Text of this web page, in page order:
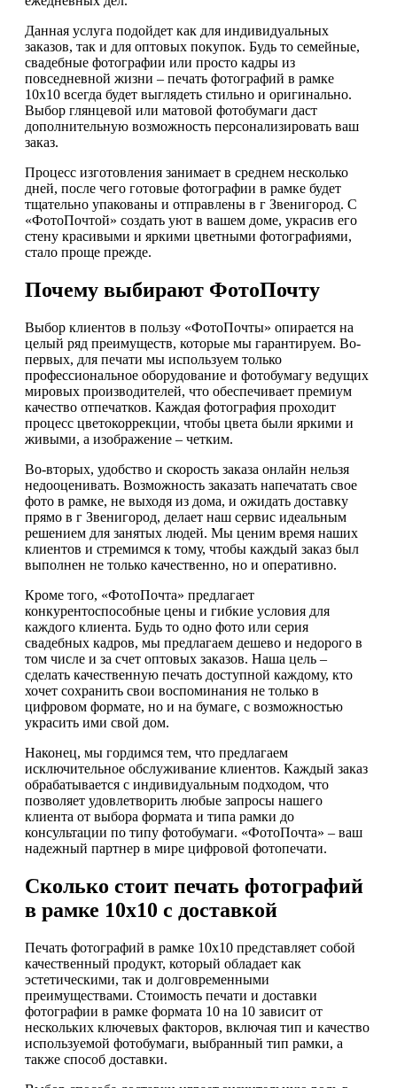
Данная услуга подойдет как для индивидуальных
заказов, так и для оптовых покупок. Будь то семейные,
свадебные фотографии или просто кадры из
повседневной жизни – печать фотографий в рамке
10х10 всегда будет выглядеть стильно и оригинально.
Выбор глянцевой или матовой фотобумаги даст
дополнительную возможность персонализировать ваш
заказ.
Процесс изготовления занимает в среднем несколько
дней, после чего готовые фотографии в рамке будет
тщательно упакованы и отправлены в г Звенигород. С
«ФотоПочтой» создать уют в вашем доме, украсив его
стену красивыми и яркими цветными фотографиями,
стало проще прежде.
Почему выбирают ФотоПочту
Выбор клиентов в пользу «ФотоПочты» опирается на
целый ряд преимуществ, которые мы гарантируем. Во-
первых, для печати мы используем только
профессиональное оборудование и фотобумагу ведущих
мировых производителей, что обеспечивает премиум
качество отпечатков. Каждая фотография проходит
процесс цветокоррекции, чтобы цвета были яркими и
живыми, а изображение – четким.
Во-вторых, удобство и скорость заказа онлайн нельзя
недооценивать. Возможность заказать напечатать свое
фото в рамке, не выходя из дома, и ожидать доставку
прямо в г Звенигород, делает наш сервис идеальным
решением для занятых людей. Мы ценим время наших
клиентов и стремимся к тому, чтобы каждый заказ был
выполнен не только качественно, но и оперативно.
Кроме того, «ФотоПочта» предлагает
конкурентоспособные цены и гибкие условия для
каждого клиента. Будь то одно фото или серия
свадебных кадров, мы предлагаем дешево и недорого в
том числе и за счет оптовых заказов. Наша цель –
сделать качественную печать доступной каждому, кто
хочет сохранить свои воспоминания не только в
цифровом формате, но и на бумаге, с возможностью
украсить ими свой дом.
Наконец, мы гордимся тем, что предлагаем
исключительное обслуживание клиентов. Каждый заказ
обрабатывается с индивидуальным подходом, что
позволяет удовлетворить любые запросы нашего
клиента от выбора формата и типа рамки до
консультации по типу фотобумаги. «ФотоПочта» – ваш
надежный партнер в мире цифровой фотопечати.
Сколько стоит печать фотографий
в рамке 10х10 с доставкой
Печать фотографий в рамке 10х10 представляет собой
качественный продукт, который обладает как
эстетическими, так и долговременными
преимуществами. Стоимость печати и доставки
фотографии в рамке формата 10 на 10 зависит от
нескольких ключевых факторов, включая тип и качество
используемой фотобумаги, выбранный тип рамки, а
также способ доставки.